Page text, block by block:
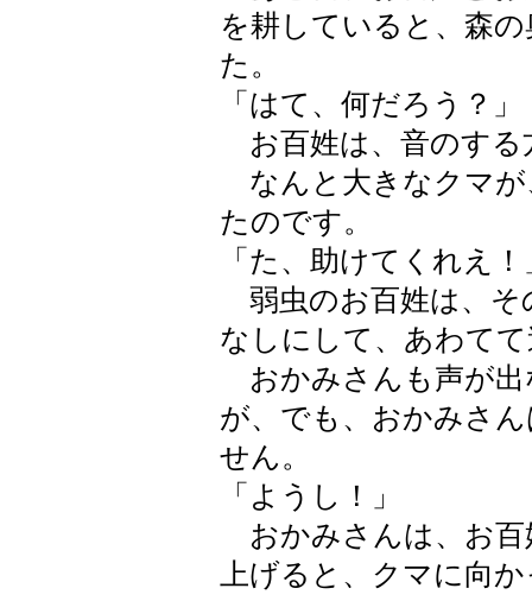
を耕していると、森
た。
「はて、何だろう？」
お百姓は、音のする
なんと大きなクマが
たのです。
「た、助けてくれえ！
弱虫のお百姓は、そ
なしにして、あわて
おかみさんも声が出
が、でも、おかみさ
せん。
「ようし！」
おかみさんは、お百
上げると、クマに向